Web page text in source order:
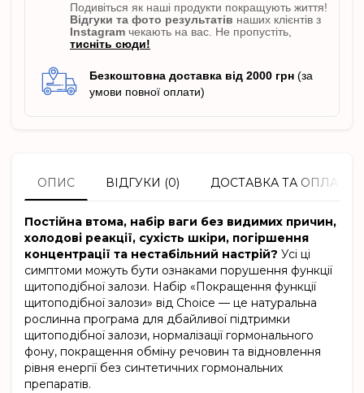
Подивіться як наші продукти покращують життя!
Відгуки та фото результатів наших клієнтів з
Instagram чекають на вас. Не пропустіть,
тисніть сюди!
Безкоштовна доставка від 2000 грн (за
умови повної оплати)
ОПИС ВІДГУКИ (0) ДОСТАВКА ТА ОПЛАТА
Постійна втома, набір ваги без видимих причин,
холодові реакції, сухість шкіри, погіршення
концентрації та нестабільний настрій? Усі ці
симптоми можуть бути ознаками порушення функції
щитоподібної залози. Набір «Покращення функції
щитоподібної залози» від Choice — це натуральна
рослинна програма для дбайливої підтримки
щитоподібної залози, нормалізації гормонального
фону, покращення обміну речовин та відновлення
рівня енергії без синтетичних гормональних
препаратів.